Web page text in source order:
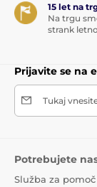
15 let na
Na trgu
strank
Prijavite se na
Tukaj
Potrebujete
Služba za